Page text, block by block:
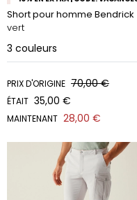
Short pour homme Bendrick
vert
3 couleurs
PRIX D'ORIGINE 70,00 €
ÉTAIT 35,00 €
MAINTENANT 28,00 €